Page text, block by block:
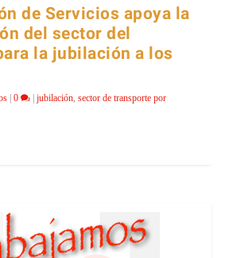
de Servicios apoya la
del sector del
la jubilación a los
|0 |jubilación ,sector de transporte por